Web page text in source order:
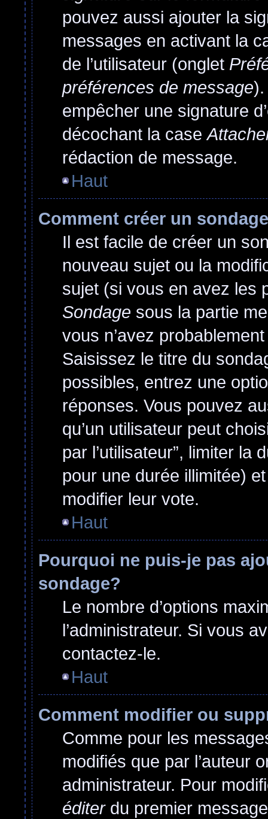
pouvez aussi ajouter la
messages en activant la
de l’utilisateur (onglet
préférences de message).
empêcher une signature
décochant la case
rédaction de message.
Haut
Comment créer un
Il est facile de créer un
nouveau sujet ou la
sujet (si vous en avez les
Sondage sous la partie
vous n’avez
Saisissez le titre du
possibles, entrez une
réponses. Vous pouvez
qu’un utilisateur peut
par l’utilisateur”, limiter la
pour une durée illimitée)
modifier leur vote.
Haut
Pourquoi ne puis-je pas
sondage?
Le nombre d’options
l’administrateur. Si vous
contactez-le.
Haut
Comment modifier ou
Comme pour les
modifiés que par l’auteur
administrateur. Pour
éditerdu premier